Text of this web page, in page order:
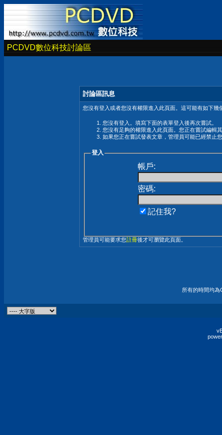
PCDVD數位科技討論區
討論區訊息
您沒有登入或者您沒有權限進入此頁面。這可能有如下幾
您沒有登入。填寫下面的表單登入後再次嘗試。
您沒有足夠的權限進入此頁面。您正在嘗試編輯
如果您正在嘗試發表文章，管理員可能已經禁止
登入
帳戶:
密碼:
記住我?
管理員可能要求您註冊後才可瀏覽此頁面。
所有的時間均為